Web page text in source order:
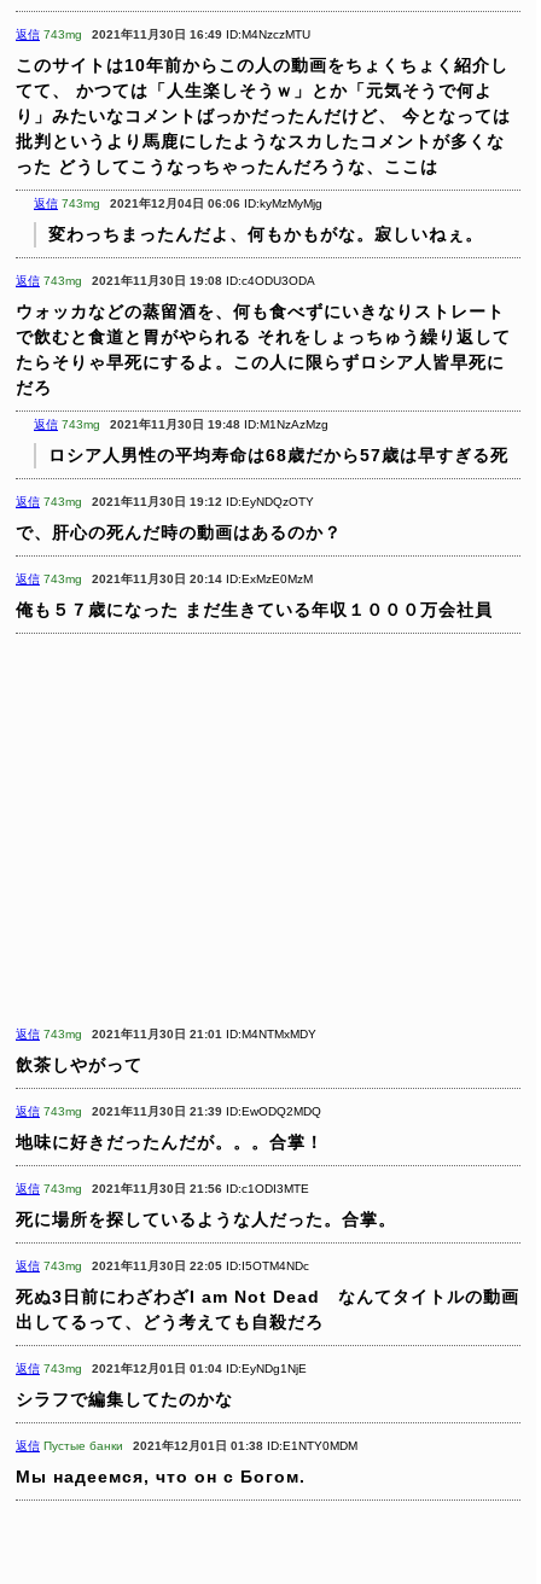
返信 743mg 2021年11月30日 16:49 ID:M4NzczMTU
このサイトは10年前からこの人の動画をちょくちょく紹介し
てて、
かつては「人生楽しそうｗ」とか「元気そうで何よ
り」みたいなコメントばっかだったんだけど、
今となっては
批判というより馬鹿にしたようなスカしたコメントが多くな
った どうしてこうなっちゃったんだろうな、ここは
返信 743mg 2021年12月04日 06:06 ID:kyMzMyMjg
変わっちまったんだよ、何もかもがな。寂しいねぇ。
返信 743mg 2021年11月30日 19:08 ID:c4ODU3ODA
ウォッカなどの蒸留酒を、何も食べずにいきなりストレート
で飲むと食道と胃がやられる それをしょっちゅう繰り返して
たらそりゃ早死にするよ。この人に限らずロシア人皆早死に
だろ
返信 743mg 2021年11月30日 19:48 ID:M1NzAzMzg
ロシア人男性の平均寿命は68歳だから57歳は早すぎる死
返信 743mg 2021年11月30日 19:12 ID:EyNDQzOTY
で、肝心の死んだ時の動画はあるのか？
返信 743mg 2021年11月30日 20:14 ID:ExMzE0MzM
俺も５７歳になった まだ生きている年収１０００万会社員
返信 743mg 2021年11月30日 21:01 ID:M4NTMxMDY
飲茶しやがって
返信 743mg 2021年11月30日 21:39 ID:EwODQ2MDQ
地味に好きだったんだが。。。合掌！
返信 743mg 2021年11月30日 21:56 ID:c1ODI3MTE
死に場所を探しているような人だった。合掌。
返信 743mg 2021年11月30日 22:05 ID:I5OTM4NDc
死ぬ3日前にわざわざI am Not Dead なんてタイトルの動画
出してるって、どう考えても自殺だろ
返信 743mg 2021年12月01日 01:04 ID:EyNDg1NjE
シラフで編集してたのかな
返信 Пустые банки 2021年12月01日 01:38 ID:E1NTY0MDM
Мы надеемся, что он с Богом.